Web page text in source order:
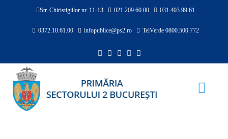
Str. Chiristigiilor nr. 11-13 021.209.60.00 031.403.99.61
0372.10.61.00 infopublice@ps2.ro TelVerde 0800.500.772